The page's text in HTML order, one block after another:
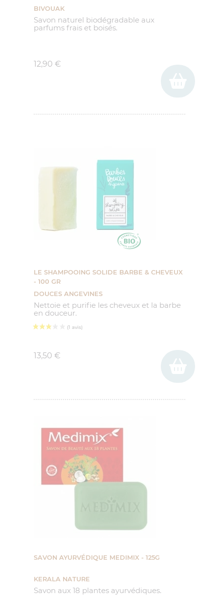
BIVOUAK
Savon naturel biodégradable aux
parfums frais et boisés.
12,90 €
LE SHAMPOOING SOLIDE BARBE & CHEVEUX
- 100 GR
DOUCES ANGEVINES
Nettoie et purifie les cheveux et la barbe
en douceur.
13,50 €
SAVON AYURVÉDIQUE MEDIMIX - 125G
KERALA NATURE
Savon aux 18 plantes ayurvédiques.